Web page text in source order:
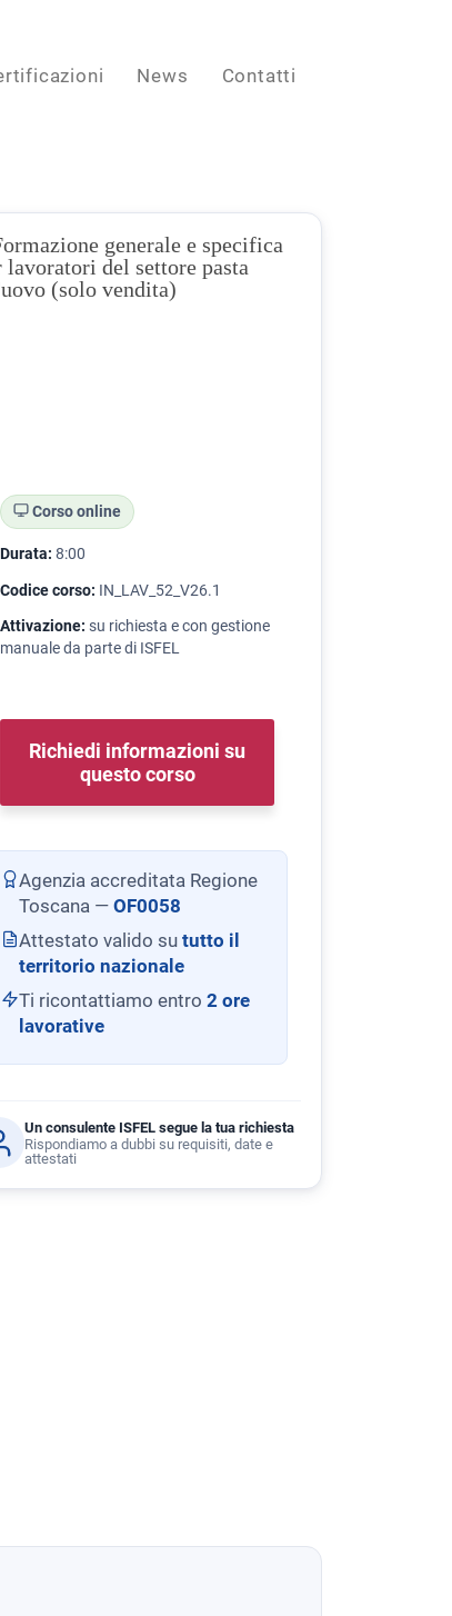
News Contatti
Corso online
Durata: 8:00
Codice corso: IN_LAV_52_V26.1
Attivazione: su richiesta e con gestione
manuale da parte di ISFEL
Richiedi informazioni su
questo corso
Agenzia accreditata Regione
Toscana —OF0058
Attestato valido sututto il
territorio nazionale
Ti ricontattiamo entro2 ore
lavorative
Un consulente ISFEL segue la tua richiesta
Rispondiamo a dubbi su requisiti, date e
attestati